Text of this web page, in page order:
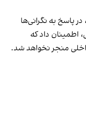
پاسخ به نگرانی‌ها
اطمینان داد که
منجر نخواهد شد.